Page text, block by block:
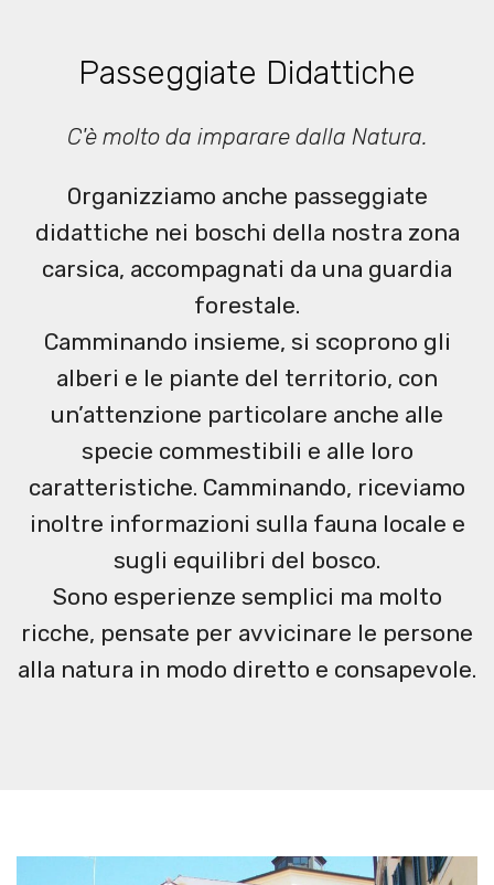
Passeggiate Didattiche
C'è molto da imparare dalla Natura.
Organizziamo anche passeggiate
didattiche nei boschi della nostra zona
carsica, accompagnati da una guardia
forestale.
Camminando insieme, si scoprono gli
alberi e le piante del territorio, con
un’attenzione particolare anche alle
specie commestibili e alle loro
caratteristiche. Camminando, riceviamo
inoltre informazioni sulla fauna locale e
sugli equilibri del bosco.
Sono esperienze semplici ma molto
ricche, pensate per avvicinare le persone
alla natura in modo diretto e consapevole.